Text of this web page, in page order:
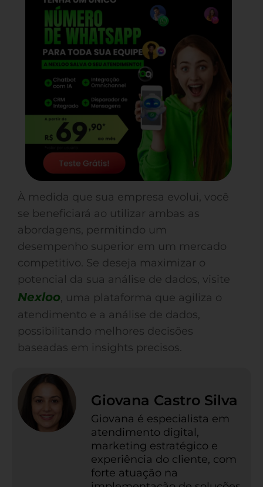
À medida que sua empresa evolui, você
se beneficiará ao utilizar ambas as
abordagens, permitindo um
desempenho superior em um mercado
competitivo. Se deseja maximizar o
potencial da sua análise de dados, visite
Nexloo, uma plataforma que agiliza o
atendimento e a análise de dados,
possibilitando melhores decisões
baseadas em insights precisos.
Giovana Castro Silva
Giovana é especialista em
atendimento digital,
marketing estratégico e
experiência do cliente, com
forte atuação na